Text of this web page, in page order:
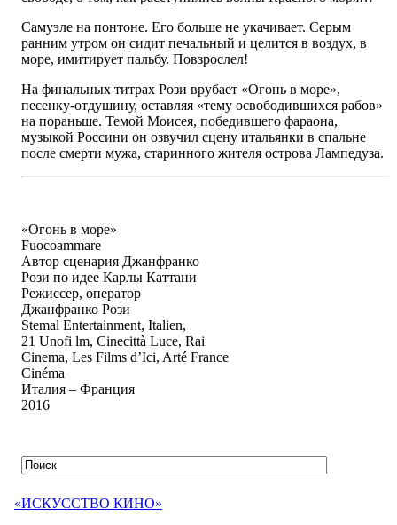
Самуэле на понтоне. Его больше не укачивает. Серым
ранним утром он сидит печальный и целится в воздух, в
море, имитирует пальбу. Повзрослел!
На финальных титрах Рози врубает «Огонь в море»,
песенку-отдушину, оставляя «тему освободившихся рабов»
на пораньше. Темой Моисея, победившего фараона,
музыкой Россини он озвучил сцену итальянки в спальне
после смерти мужа, старинного жителя острова Лампедуза.
«Огонь в море»
Fuocoammare
Автор сценария Джанфранко
Рози по идее Карлы Каттани
Режиссер, оператор
Джанфранко Рози
Stemal Entertainment, Italien,
21 Unofi lm, Cinecittà Luce, Rai
Cinema, Les Films d’Ici, Arté France
Cinéma
Италия – Франция
2016
«ИСКУССТВО КИНО»